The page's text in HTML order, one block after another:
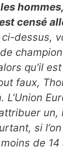
censé
ci-dessus,
qu’il
faux,
L’Union
si
de